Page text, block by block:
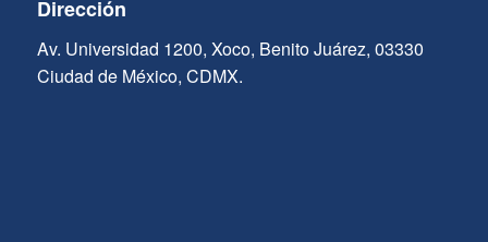
Dirección
Av. Universidad 1200, Xoco, Benito Juárez, 03330
Ciudad de México, CDMX.